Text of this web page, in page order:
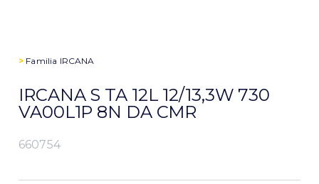
> Familia IRCANA
IRCANA S TA 12L 12/13,3W 730
VA00L1P 8N DA CMR
660754